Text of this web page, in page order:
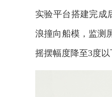
实验平台搭建完成
浪撞向船模，监测
摇摆幅度降至3度以